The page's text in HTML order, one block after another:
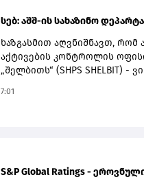
სებ: აშშ-ის სახაზინო
ხაზგასმით აღვნიშნავთ, რომ
აქტივების კონტროლის
„შელბითს“ (SHPS SHELBIT)
და შესაბამისად ის არ
წარმოადგენს
7:01
S&P Global Ratings -